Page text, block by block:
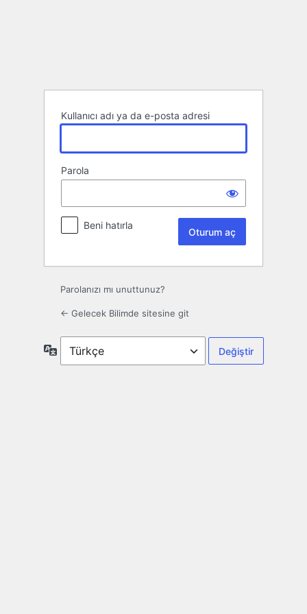
Kullanıcı adı ya da e-posta adresi
Parola
Beni hatırla
Parolanızı mı unuttunuz?
← Gelecek Bilimde sitesine git
Dil